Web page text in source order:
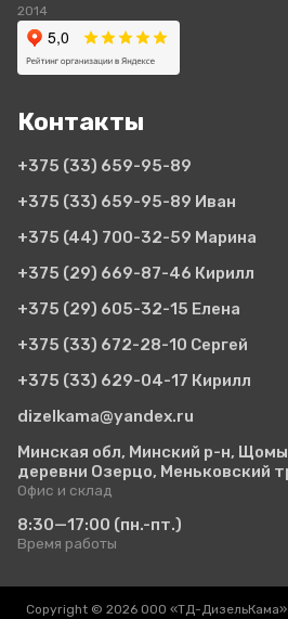
2014
Контакты
+375 (33) 659-95-89
+375 (33) 659-95-89 Иван
+375 (44) 700-32-59 Марина
+375 (29) 669-87-46 Кирилл
+375 (29) 605-32-15 Елена
+375 (33) 672-28-10 Сергей
+375 (33) 629-04-17 Кирилл
dizelkama@yandex.ru
Минская обл, Минский р-н,
деревни Озерцо, Меньковский
Офис и склад
8:30—17:00 (пн.-пт.)
Время работы
Copyright © 2026 ООО «ТД-